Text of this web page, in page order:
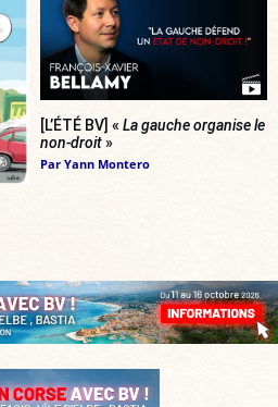
[L’ÉTÉ BV] « La gauche organise le
non-droit»
Par Yann Montero